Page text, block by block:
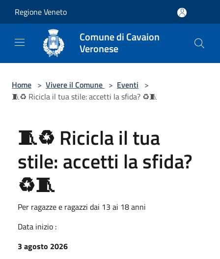
Regione Veneto
Comune di Cavaion
Veronese
Home > Vivere il Comune > Eventi >
🧵♻️ Ricicla il tua stile: accetti la sfida? ♻️🧵
🧵♻️ Ricicla il tua
stile: accetti la sfida?
♻️🧵
Per ragazze e ragazzi dai 13 ai 18 anni
Data inizio :
3 agosto 2026